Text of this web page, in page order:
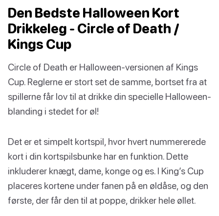
Den Bedste Halloween Kort
Drikkeleg - Circle of Death /
Kings Cup
Circle of Death er Halloween-versionen af Kings
Cup. Reglerne er stort set de samme, bortset fra at
spillerne får lov til at drikke din specielle Halloween-
blanding i stedet for øl!
Det er et simpelt kortspil, hvor hvert nummererede
kort i din kortspilsbunke har en funktion. Dette
inkluderer knægt, dame, konge og es. I King’s Cup
placeres kortene under fanen på en øldåse, og den
første, der får den til at poppe, drikker hele øllet.